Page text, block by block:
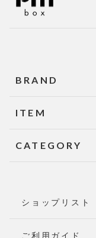
BRAND
ITEM
CATEGORY
ショップリスト
ご利用ガイド